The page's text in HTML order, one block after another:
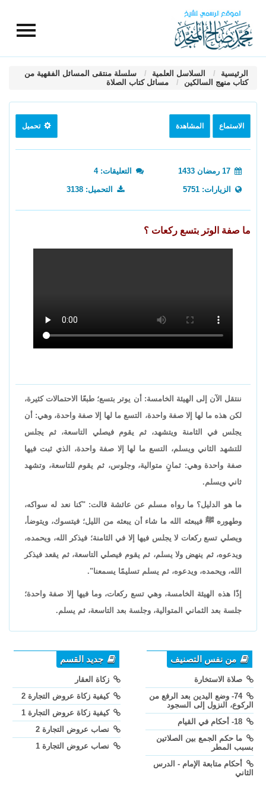
الرئيسية السلاسل العلمية
سلسلة منتقى المسائل الفقهية من
كتاب منهج السالكين
مسائل كتاب الصلاة
الاستماع المشاهدة تحميل
التعليقات: 4
الزيارات: 5751 التحميل: 3138
ما صفة الوتر بتسع ركعات ؟
ننتقل الآن إلى الهيئة الخامسة: أن يوتر بتسع؛ طبعًا الاحتمالات كثيرة،
لكن هذه ما لها إلا صفة واحدة، التسع ما لها إلا صفة واحدة، وهي: أن
يجلس في الثامنة ويتشهد، ثم يقوم فيصلي التاسعة، ثم يجلس
للتشهد الثاني ويسلم، التسع ما لها إلا صفة واحدة، الذي ثبت فيها
صفة واحدة وهي: ثمانٍ متوالية، وجلوس، ثم يقوم للتاسعة، وتشهد
ثاني ويسلم.
ما هو الدليل؟ ما رواه مسلم عن عائشة قالت: "كنا نعد له سواكه،
وطهوره ﷺ فيبعثه الله ما شاء أن يبعثه من الليل؛ فيتسوك، ويتوضأ،
ويصلي تسع ركعات لا يجلس فيها إلا في الثامنة؛ فيذكر الله، ويحمده،
ويدعوه، ثم ينهض ولا يسلم، ثم يقوم فيصلي التاسعة، ثم يقعد فيذكر
الله، ويحمده، ويدعوه، ثم يسلم تسليمًا يسمعنا".
إذًا هذه الهيئة الخامسة، وهي تسع ركعات، وما فيها إلا صفة واحدة؛
جلسة بعد الثماني المتوالية، وجلسة بعد التاسعة، ثم يسلم.
من نفس التصنيف
صلاة الاستخارة
74- وضع اليدين بعد الرفع من
الركوع، النزول إلى السجود
ما حكم الجمع بين الصلاتين
بسبب المطر
أحكام متابعة الإمام - الدرس
الثاني
جديد القسم
زكاة العقار
كيفية زكاة عروض التجارة 2
كيفية زكاة عروض التجارة 1
نصاب عروض التجارة 2
نصاب عروض التجارة 1